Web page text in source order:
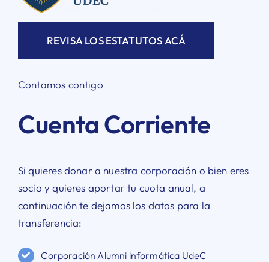
REVISA LOS ESTATUTOS ACÁ
Contamos contigo
Cuenta Corriente
Si quieres donar a nuestra corporación o bien eres
socio y quieres aportar tu cuota anual, a
continuación te dejamos los datos para la
transferencia:
Corporación Alumni informática UdeC